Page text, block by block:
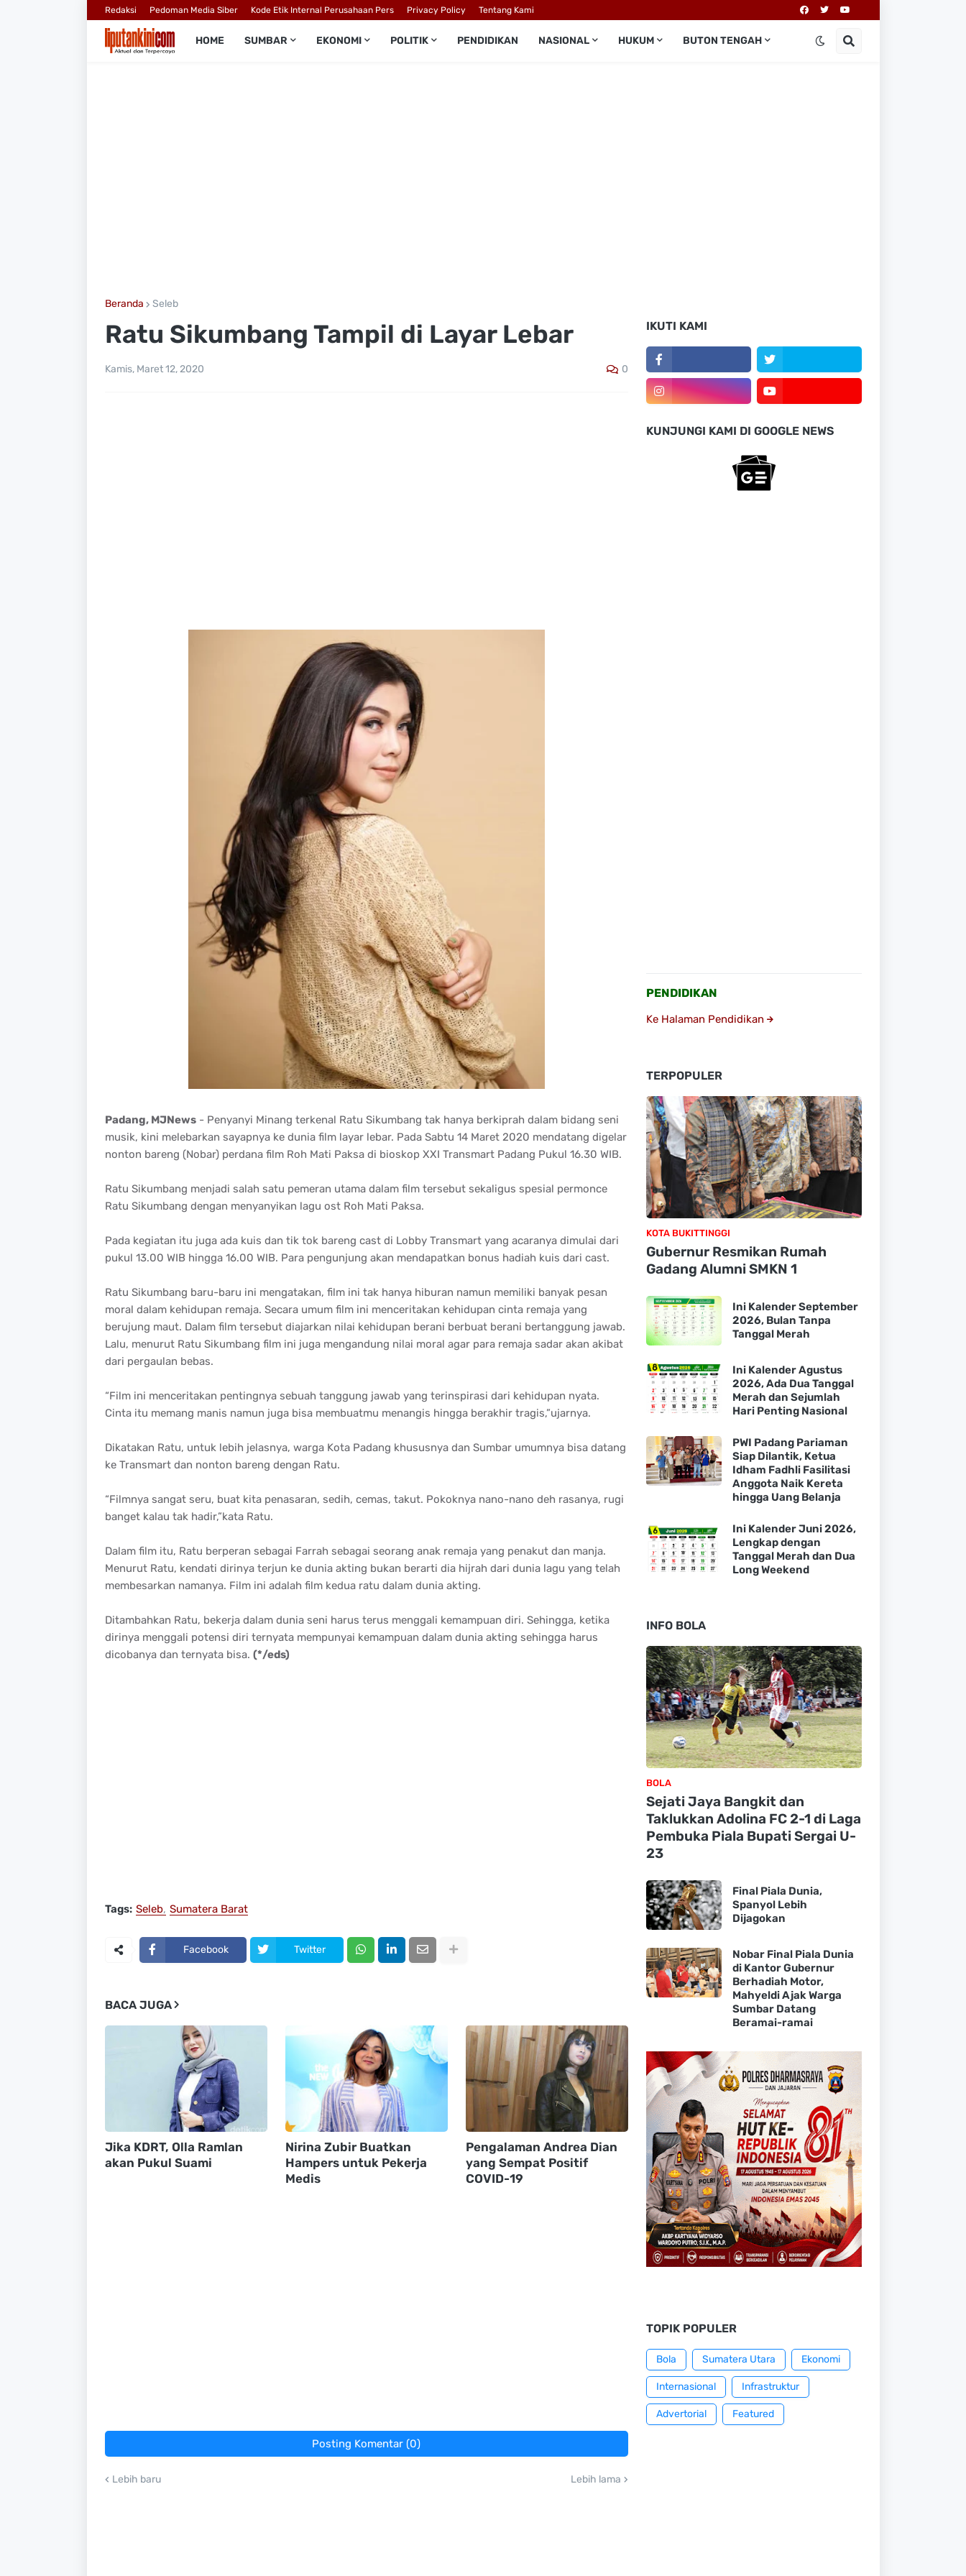
Redaksi Pedoman Media Siber Kode Etik Internal Perusahaan Pers Privacy Policy Tentang Kami
HOME SUMBAR EKONOMI POLITIK PENDIDIKAN NASIONAL HUKUM BUTON TENGAH
Beranda Seleb
Ratu Sikumbang Tampil di Layar Lebar
Kamis, Maret 12, 2020 0
Padang, MJNews- Penyanyi Minang terkenal Ratu Sikumbang tak hanya berkiprah dalam bidang seni
musik, kini melebarkan sayapnya ke dunia film layar lebar. Pada Sabtu 14 Maret 2020 mendatang digelar
nonton bareng (Nobar) perdana film Roh Mati Paksa di bioskop XXI Transmart Padang Pukul 16.30 WIB.
Ratu Sikumbang menjadi salah satu pemeran utama dalam film tersebut sekaligus spesial permonce
Ratu Sikumbang dengan menyanyikan lagu ost Roh Mati Paksa.
Pada kegiatan itu juga ada kuis dan tik tok bareng cast di Lobby Transmart yang acaranya dimulai dari
pukul 13.00 WIB hingga 16.00 WIB. Para pengunjung akan mendapatkan bonus hadiah kuis dari cast.
Ratu Sikumbang baru-baru ini mengatakan, film ini tak hanya hiburan namun memiliki banyak pesan
moral dalam kehidupan remaja. Secara umum film ini menceritakan kehidupan cinta remaja yang
berujung maut. Dalam film tersebut diajarkan nilai kehidupan berani berbuat berani bertanggung jawab.
Lalu, menurut Ratu Sikumbang film ini juga mengandung nilai moral agar para remaja sadar akan akibat
dari pergaulan bebas.
“Film ini menceritakan pentingnya sebuah tanggung jawab yang terinspirasi dari kehidupan nyata.
Cinta itu memang manis namun juga bisa membuatmu menangis hingga berakhir tragis,”ujarnya.
Dikatakan Ratu, untuk lebih jelasnya, warga Kota Padang khususnya dan Sumbar umumnya bisa datang
ke Transmart dan nonton bareng dengan Ratu.
“Filmnya sangat seru, buat kita penasaran, sedih, cemas, takut. Pokoknya nano-nano deh rasanya, rugi
banget kalau tak hadir,”kata Ratu.
Dalam film itu, Ratu berperan sebagai Farrah sebagai seorang anak remaja yang penakut dan manja.
Menurut Ratu, kendati dirinya terjun ke dunia akting bukan berarti dia hijrah dari dunia lagu yang telah
membesarkan namanya. Film ini adalah film kedua ratu dalam dunia akting.
Ditambahkan Ratu, bekerja dalam dunia seni harus terus menggali kemampuan diri. Sehingga, ketika
dirinya menggali potensi diri ternyata mempunyai kemampuan dalam dunia akting sehingga harus
dicobanya dan ternyata bisa. (*/eds)
Tags: Seleb Sumatera Barat
Facebook Twitter
BACA JUGA
Jika KDRT, Olla Ramlan
akan Pukul Suami
Nirina Zubir Buatkan
Hampers untuk Pekerja
Medis
Pengalaman Andrea Dian
yang Sempat Positif
COVID-19
Posting Komentar (0)
Lebih baru Lebih lama
IKUTI KAMI
KUNJUNGI KAMI DI GOOGLE NEWS
PENDIDIKAN
Ke Halaman Pendidikan
TERPOPULER
KOTA BUKITTINGGI
Gubernur Resmikan Rumah
Gadang Alumni SMKN 1
Ini Kalender September
2026, Bulan Tanpa
Tanggal Merah
Ini Kalender Agustus
2026, Ada Dua Tanggal
Merah dan Sejumlah
Hari Penting Nasional
PWI Padang Pariaman
Siap Dilantik, Ketua
Idham Fadhli Fasilitasi
Anggota Naik Kereta
hingga Uang Belanja
Ini Kalender Juni 2026,
Lengkap dengan
Tanggal Merah dan Dua
Long Weekend
INFO BOLA
BOLA
Sejati Jaya Bangkit dan
Taklukkan Adolina FC 2-1 di Laga
Pembuka Piala Bupati Sergai U-
23
Final Piala Dunia,
Spanyol Lebih
Dijagokan
Nobar Final Piala Dunia
di Kantor Gubernur
Berhadiah Motor,
Mahyeldi Ajak Warga
Sumbar Datang
Beramai-ramai
TOPIK POPULER
Bola Sumatera Utara Ekonomi
Internasional Infrastruktur
Advertorial Featured